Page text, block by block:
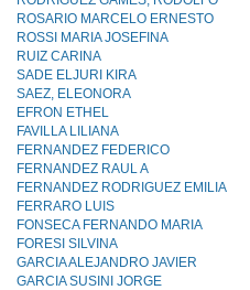
ROSARIO MARCELO ERNESTO
ROSSI MARIA JOSEFINA
RUIZ CARINA
SADE ELJURI KIRA
SAEZ, ELEONORA
EFRON ETHEL
FAVILLA LILIANA
FERNANDEZ FEDERICO
FERNANDEZ RAUL A
FERNANDEZ RODRIGUEZ EMILIA
FERRARO LUIS
FONSECA FERNANDO MARIA
FORESI SILVINA
GARCIA ALEJANDRO JAVIER
GARCIA SUSINI JORGE